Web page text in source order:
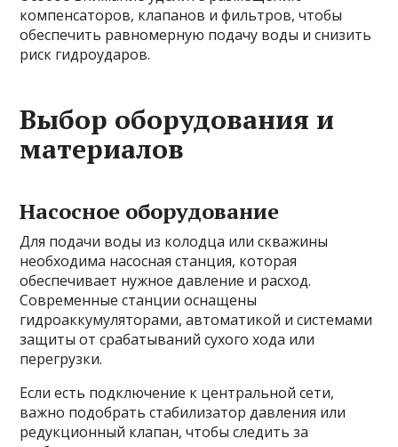
компенсаторов, клапанов и фильтров, чтобы
обеспечить равномерную подачу воды и снизить
риск гидроударов.
Выбор оборудования и
материалов
Насосное оборудование
Для подачи воды из колодца или скважины
необходима насосная станция, которая
обеспечивает нужное давление и расход.
Современные станции оснащены
гидроаккумуляторами, автоматикой и системами
защиты от срабатываний сухого хода или
перегрузки.
Если есть подключение к центральной сети,
важно подобрать стабилизатор давления или
редукционный клапан, чтобы следить за